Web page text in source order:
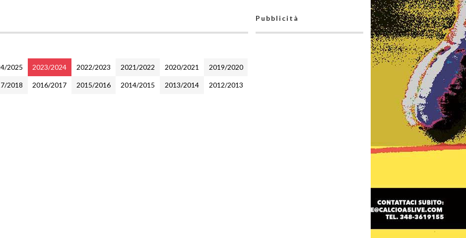
2025 2023/2024 2022/2023 2021/2022 2020/2021 2019/2020
2018 2016/2017 2015/2016 2014/2015 2013/2014 2012/2013
Pubblicità